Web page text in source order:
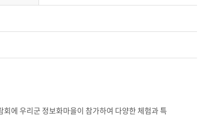
에 우리군 정보화마을이 참가하여 다양한 체험과 특